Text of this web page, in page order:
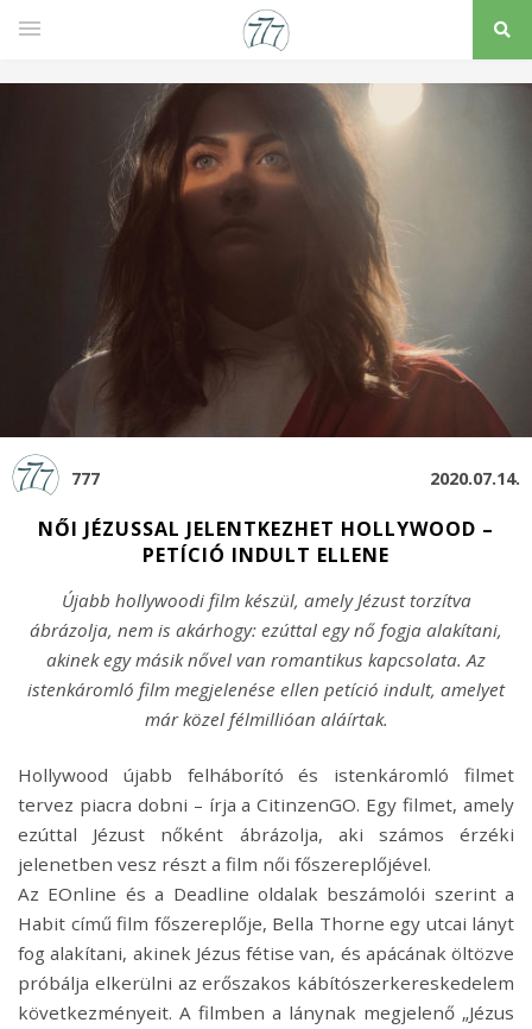
777 2020.07.14.
NŐI JÉZUSSAL JELENTKEZHET HOLLYWOOD –
PETÍCIÓ INDULT ELLENE
Újabb hollywoodi film készül, amely Jézust torzítva
ábrázolja, nem is akárhogy: ezúttal egy nő fogja alakítani,
akinek egy másik nővel van romantikus kapcsolata. Az
istenkáromló film megjelenése ellen petíció indult, amelyet
már közel félmillióan aláírtak.
Hollywood újabb felháborító és istenkáromló filmet
tervez piacra dobni – írja a CitinzenGO. Egy filmet, amely
ezúttal Jézust nőként ábrázolja, aki számos érzéki
jelenetben vesz részt a film női főszereplőjével.
Az EOnline és a Deadline oldalak beszámolói szerint a
Habit című film főszereplője, Bella Thorne egy utcai lányt
fog alakítani, akinek Jézus fétise van, és apácának öltözve
próbálja elkerülni az erőszakos kábítószerkereskedelem
következményeit. A filmben a lánynak megjelenő „Jézus